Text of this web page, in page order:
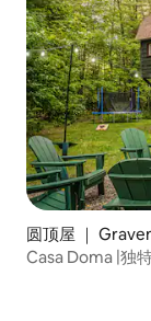
圆顶屋 ｜
Casa Doma |独